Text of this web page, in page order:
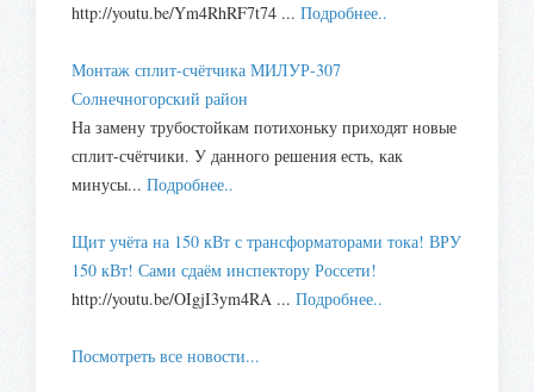
http://youtu.be/Ym4RhRF7t74 ... Подробнее..
Монтаж сплит-счётчика МИЛУР-307
Солнечногорский район
На замену трубостойкам потихоньку приходят новые
сплит-счётчики. У данного решения есть, как
минусы... Подробнее..
Щит учёта на 150 кВт с трансформаторами тока! ВРУ
150 кВт! Сами сдаём инспектору Россети!
http://youtu.be/OIgjI3ym4RA ... Подробнее..
Посмотреть все новости...